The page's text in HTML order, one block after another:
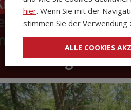
Die
Sonntag
hier. Wenn Sie mit der
stimmen Sie der Verwendung
ALLE COOKIES